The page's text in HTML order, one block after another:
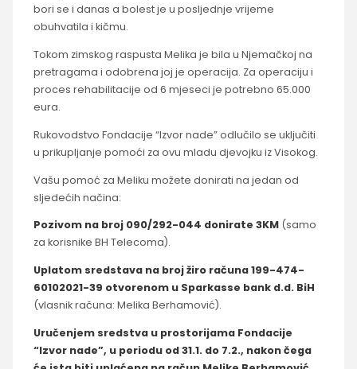
bori se i danas a bolest je u posljednje vrijeme
obuhvatila i kičmu.
Tokom zimskog raspusta Melika je bila u Njemačkoj na
pretragama i odobrena joj je operacija. Za operaciju i
proces rehabilitacije od 6 mjeseci je potrebno 65.000
eura.
Rukovodstvo Fondacije “Izvor nade” odlučilo se uključiti
u prikupljanje pomoći za ovu mladu djevojku iz Visokog.
Vašu pomoć za Meliku možete donirati na jedan od
sljedećih načina:
Pozivom na broj 090/292-044 donirate 3KM(samo
za korisnike BH Telecoma).
Uplatom sredstava na broj žiro računa 199-474-
60102021-39 otvorenom u Sparkasse bank d.d. BiH
(vlasnik računa: Melika Berhamović).
Uručenjem sredstva u prostorijama Fondacije
“Izvor nade”, u periodu od 31.1. do 7.2., nakon čega